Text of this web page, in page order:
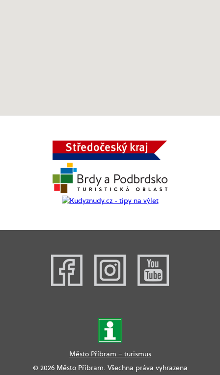
Město Příbram – turismus
© 2026 Město Příbram. Všechna práva vyhrazena